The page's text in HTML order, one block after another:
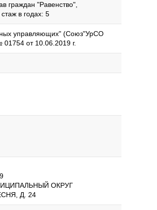
граждан "Равенство",
в годах: 5
управляющих" (Союз"УрСО
от 10.06.2019 г.
ОКРУГ
Д. 24